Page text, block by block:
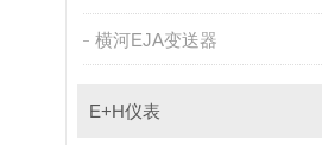
横河EJA变送器
E+H仪表